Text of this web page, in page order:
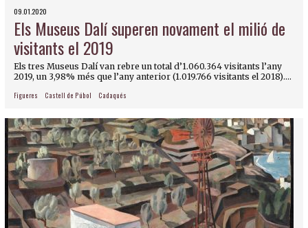
09.01.2020
Els Museus Dalí superen novament el milió de
visitants el 2019
Els tres Museus Dalí van rebre un total d’1.060.364 visitants l’any
2019, un 3,98% més que l’any anterior (1.019.766 visitants el 2018)....
Figueres Castell de Púbol Cadaqués